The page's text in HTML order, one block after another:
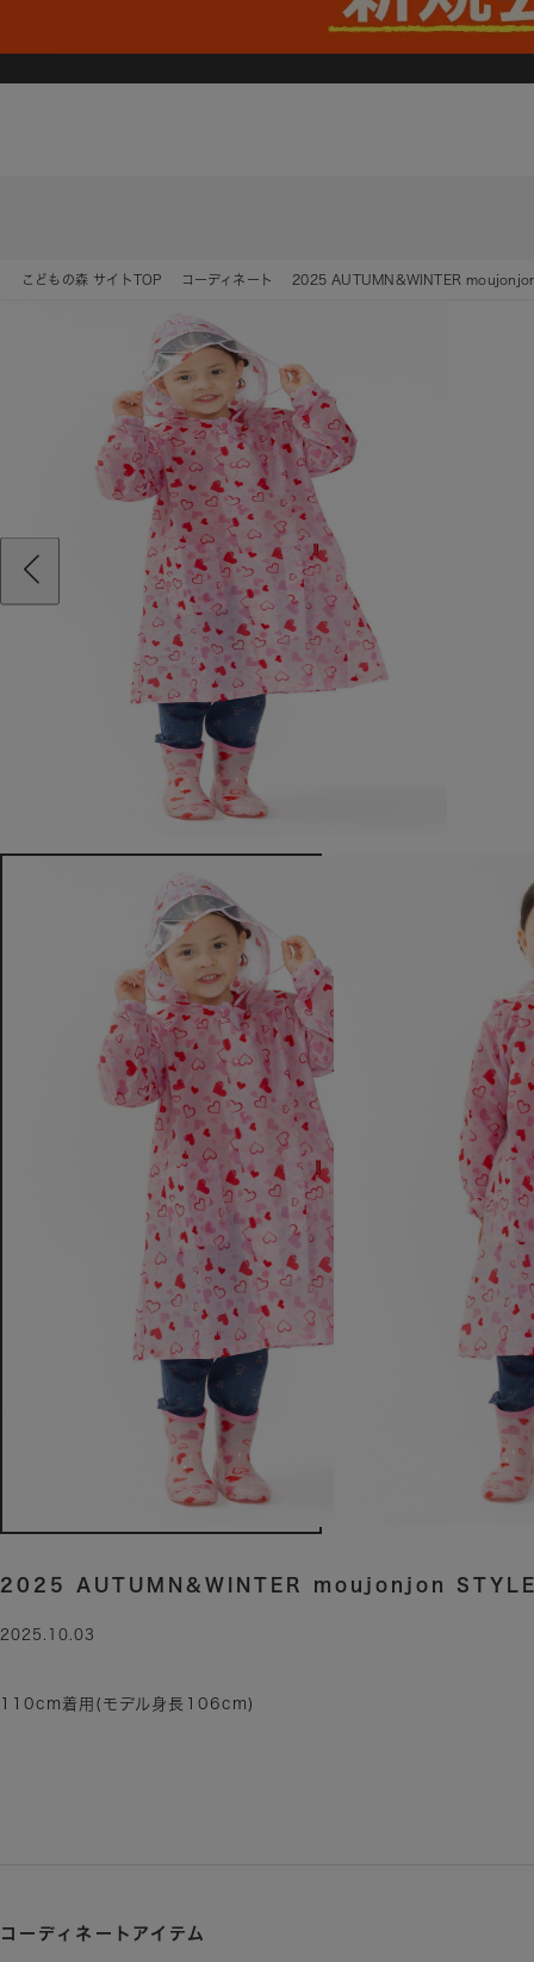
こどもの森 サイトTOP コーディネート 2025 AUTUMN&WINTER
2025 AUTUMN&WINTER moujonjon
2025.10.03
110cm着用(モデル身長106cm)
コーディネートアイテム